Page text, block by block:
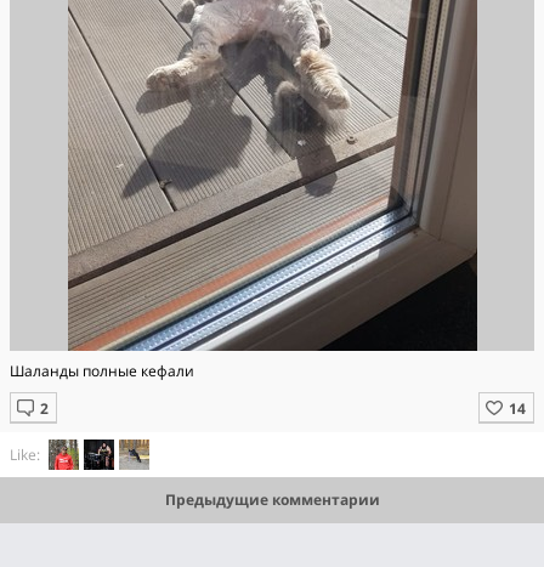
Шаланды полные кефали
Like:
Предыдущие комментарии